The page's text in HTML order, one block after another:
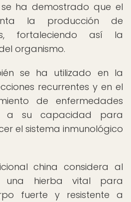
se ha demostrado que el
la producción de
fortaleciendo así la
organismo.
se ha utilizado en la
recurrentes y en el
de enfermedades
a su capacidad para
el sistema inmunológico
china considera al
una hierba vital para
fuerte y resistente a